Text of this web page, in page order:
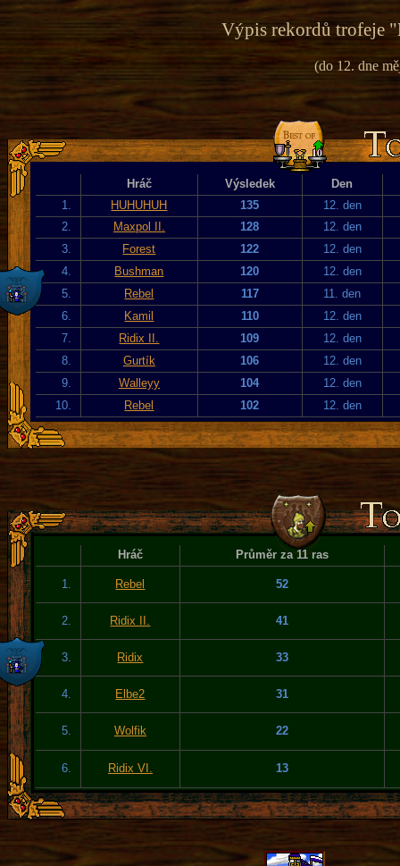
Výpis rekordů trofeje "
(do 12. dne
Hráč Výsledek
Den
1.
HUHUHUH 135
12. den
2.
Maxpol II. 128
12. den
3.
Forest 122
12. den
4.
Bushman 120
12. den
5.
Rebel 117
11. den
6.
Kamil 110
12. den
7.
Ridix II. 109
12. den
8.
Gurtík 106
12. den
9.
Walleyy 104
12. den
10.
Rebel 102 12. den
Hráč Průměr za 11 ras
1. Rebel 52
2. Ridix II. 41
3. Ridix 33
4. Elbe2 31
5. Wolfik 22
6. Ridix VI. 13